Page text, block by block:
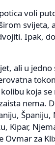
voli
svijeta,
Ipak,
ali u
koja se
nema.
Španiju,
Kipar,
Ovmar za